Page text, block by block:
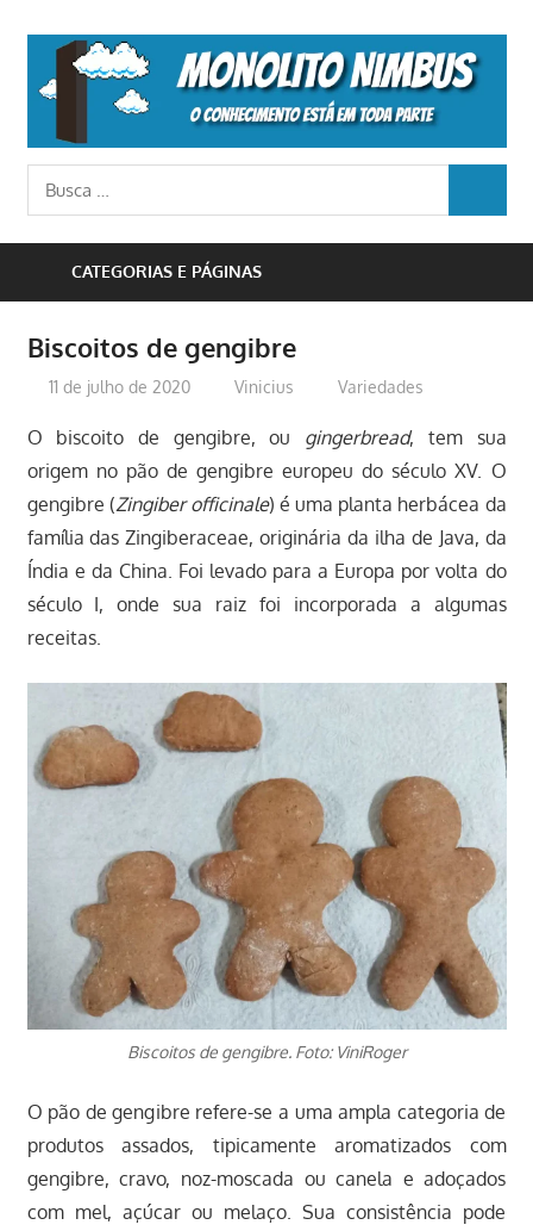
content
o
conhecimento
Busca
para:
CATEGORIAS E PÁGINAS
Biscoitos de gengibre
11 de julho de 2020 Vinicius Variedades
O biscoito de gengibre, ou gingerbread, tem sua
origem no pão de gengibre europeu do século XV. O
gengibre (Zingiber officinale) é uma planta herbácea da
família das Zingiberaceae, originária da ilha de Java, da
Índia e da China. Foi levado para a Europa por volta do
século I, onde sua raiz foi incorporada a algumas
receitas.
Biscoitos de gengibre. Foto: ViniRoger
O pão de gengibre refere-se a uma ampla categoria de
produtos assados, tipicamente aromatizados com
gengibre, cravo, noz-moscada ou canela e adoçados
com mel, açúcar ou melaço. Sua consistência pode